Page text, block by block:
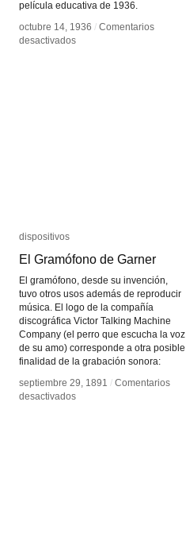
película educativa de 1936.
octubre 14, 1936 / Comentarios
desactivadosen
octubre 14, 1936 / Comentarios
desactivadosen
dispositivos
El Gramófono de Garner
El gramófono, desde su invención,
tuvo otros usos además de reproducir
música. El logo de la compañía
discográfica Victor Talking Machine
Company (el perro que escucha la voz
de su amo) corresponde a otra posible
finalidad de la grabación sonora:
septiembre 29, 1891 / Comentarios
desactivadosen
dispositivos
El Gramófono de Garner
septiembre 29, 1891 / Comentarios
desactivadosen